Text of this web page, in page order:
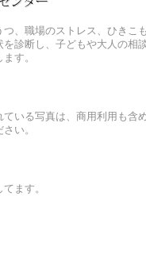
、職場のストレス、ひきこ
診断し、子どもや大人の相
す。
ている写真は、商用利用も含
い。
ます。